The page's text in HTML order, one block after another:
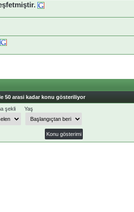
50 arasi kadar konu gösteriliyor
şekli Yaş